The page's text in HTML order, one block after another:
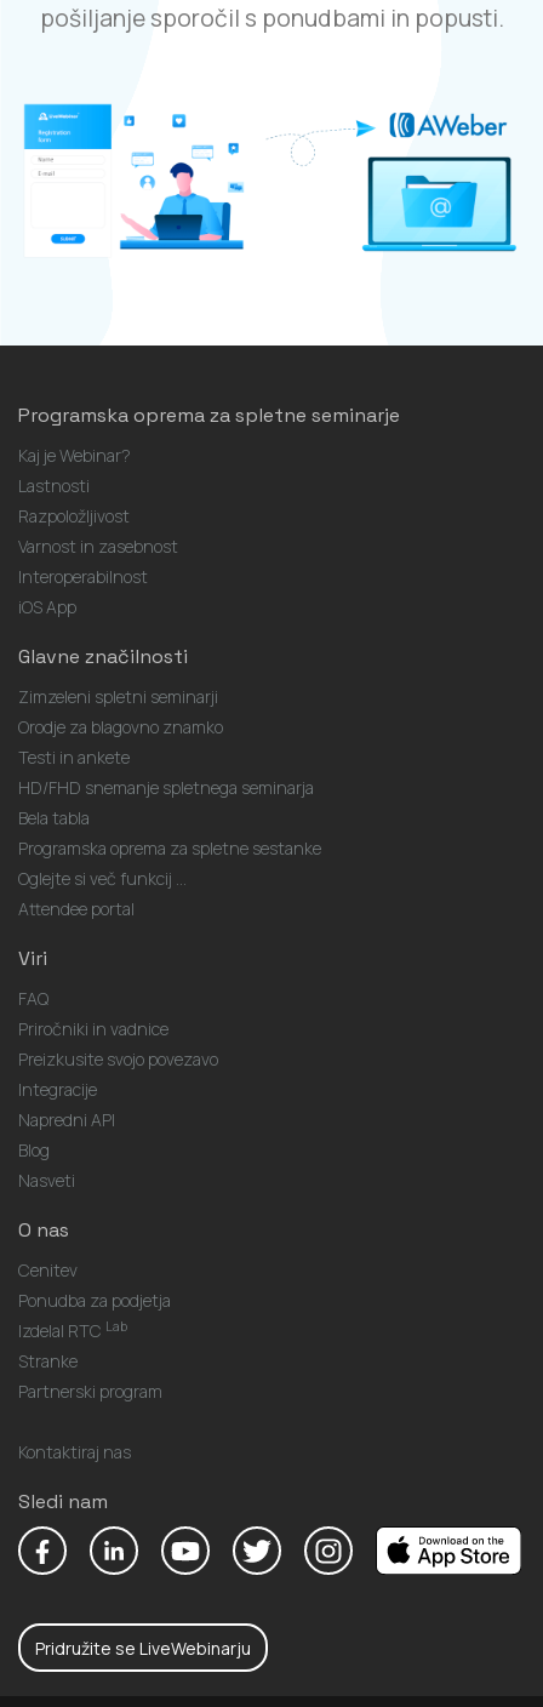
pošiljanje sporočil s ponudbami in popusti.
Programska oprema za spletne seminarje
Kaj je Webinar?
Lastnosti
Razpoložljivost
Varnost in zasebnost
Interoperabilnost
iOS App
Glavne značilnosti
Zimzeleni spletni seminarji
Orodje za blagovno znamko
Testi in ankete
HD/FHD snemanje spletnega seminarja
Bela tabla
Programska oprema za spletne sestanke
Oglejte si več funkcij ...
Attendee portal
Viri
FAQ
Priročniki in vadnice
Preizkusite svojo povezavo
Integracije
Napredni API
Blog
Nasveti
O nas
Cenitev
Ponudba za podjetja
Izdelal RTC Lab
Stranke
Partnerski program
Kontaktiraj nas
Sledi nam
Pridružite se LiveWebinarju